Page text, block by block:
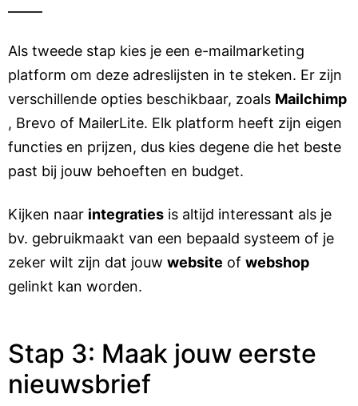
Als tweede stap kies je een e-mailmarketing
platform om deze adreslijsten in te steken. Er zijn
verschillende opties beschikbaar, zoals Mailchimp
, Brevo of MailerLite. Elk platform heeft zijn eigen
functies en prijzen, dus kies degene die het beste
past bij jouw behoeften en budget.
Kijken naar integraties is altijd interessant als je
bv. gebruikmaakt van een bepaald systeem of je
zeker wilt zijn dat jouw website of webshop
gelinkt kan worden.
Stap 3: Maak jouw eerste
nieuwsbrief